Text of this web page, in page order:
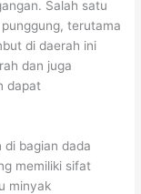
Salah satu
terutama
di daerah ini
dan juga
dapat
di bagian dada
memiliki sifat
minyak